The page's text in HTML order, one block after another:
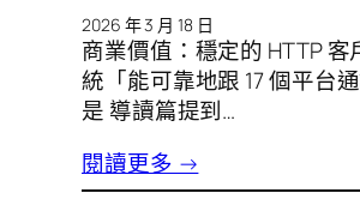
2026 年 3 月 18 日
商業價值：穩定的 HTTP 客
統「能可靠地跟 17 個平台
是 導讀篇提到…
閱讀更多 →